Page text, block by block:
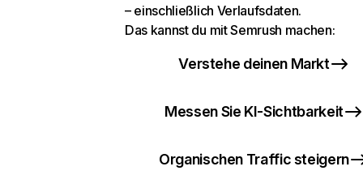
– einschließlich Verlaufsdaten.
Das kannst du mit Semrush machen:
Verstehe deinen Markt
Messen Sie KI-Sichtbarkeit
Organischen Traffic steigern